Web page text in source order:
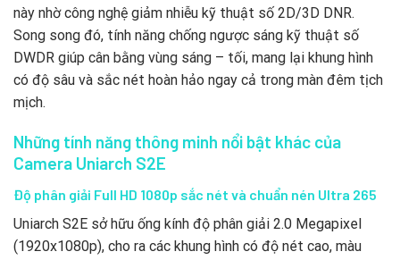
này nhờ công nghệ giảm nhiễu kỹ thuật số 2D/3D DNR.
Song song đó, tính năng chống ngược sáng kỹ thuật số
DWDR giúp cân bằng vùng sáng – tối, mang lại khung hình
có độ sâu và sắc nét hoàn hảo ngay cả trong màn đêm tịch
mịch.
Những tính năng thông minh nổi bật khác của
Camera Uniarch S2E
Độ phân giải Full HD 1080p sắc nét và chuẩn nén Ultra 265
Uniarch S2E sở hữu ống kính độ phân giải 2.0 Megapixel
(1920x1080p), cho ra các khung hình có độ nét cao, màu